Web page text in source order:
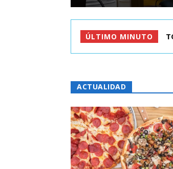
ÚLTIMO MINUTO
ACTUALIDAD